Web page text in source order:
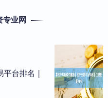
配资已成为投资者获取高额回报
借其专业团队和完善的风控体系
轻松撬动资本杠杆
专业网
台排名｜